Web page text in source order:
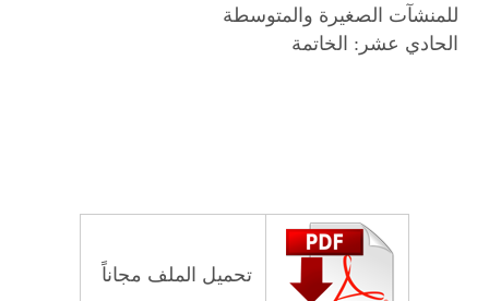
للمنشآت الصغيرة والمتوسطة
الحادي عشر: الخاتمة
تحميل الملف مجاناً